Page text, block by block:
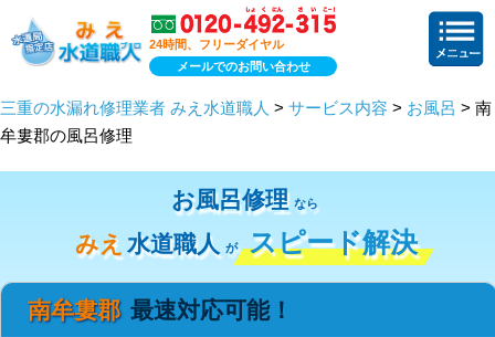
24時間、フリーダイヤル
メールでのお問い合わせ
三重の水漏れ修理業者 みえ水道職人 > サービス内容 > お風呂 > 南
牟婁郡の風呂修理
お風呂修理 なら
みえ 水道職人 が スピード解決
南牟婁郡 最速対応可能！